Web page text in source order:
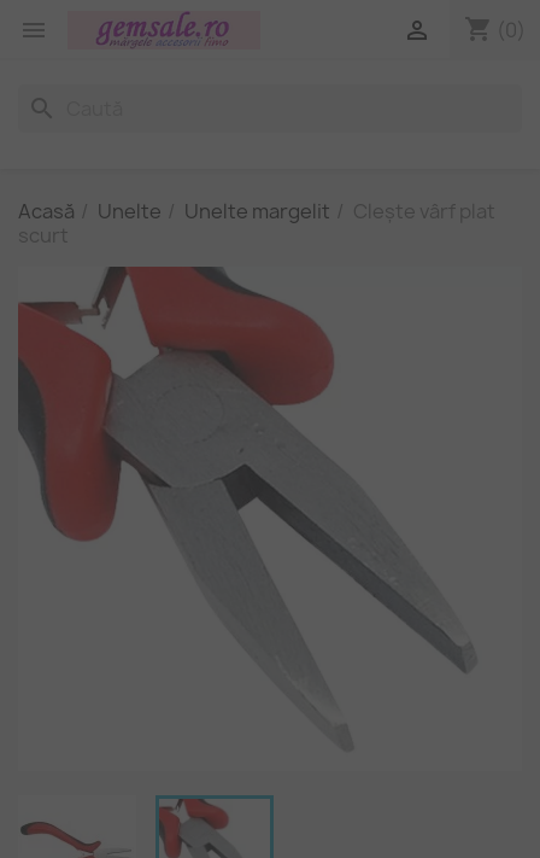
 shopping_cart (0)

search
Acasă Unelte Unelte margelit
Clește vârf plat
scurt